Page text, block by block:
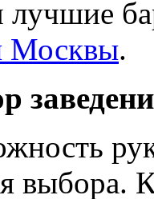
лучшие
Москвы.
выбора.